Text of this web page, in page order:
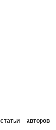
статьи авторов